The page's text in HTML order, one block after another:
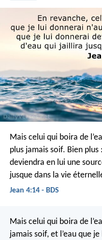
Mais celui qui boira de
plus jamais soif. Bien plus
deviendra en lui une
jusque dans la vie
Jean 4:14 - BDS
Mais celui qui boira de
jamais soif, et l’eau que